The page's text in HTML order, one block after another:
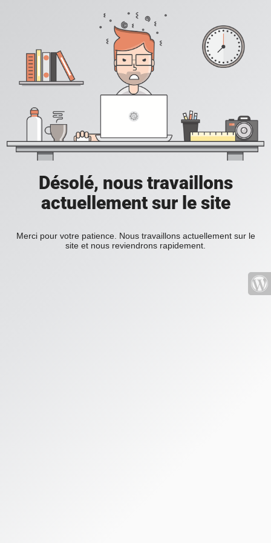
Désolé, nous travaillons
actuellement sur le site
Merci pour votre patience. Nous travaillons actuellement sur le
site et nous reviendrons rapidement.